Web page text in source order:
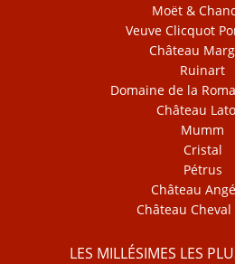
Moët &
Veuve Clicquot
Château
Ruinart
Domaine de la
Château
Mumm
Cristal
Pétrus
Château
Château Cheval
LES MILLÉSIMES LES